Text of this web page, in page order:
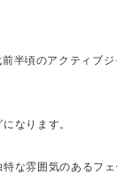
半頃のアクティブジ
なります。
な雰囲気のあるフェ